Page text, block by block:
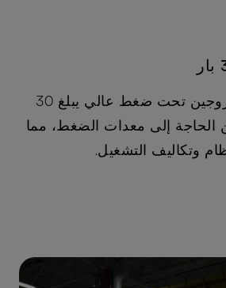
يؤدي توصيل الهيدروجين تحت ضغط عالي يبلغ 30
الحاجة إلى معدات الضغط، مما
وتكاليف التشغيل.